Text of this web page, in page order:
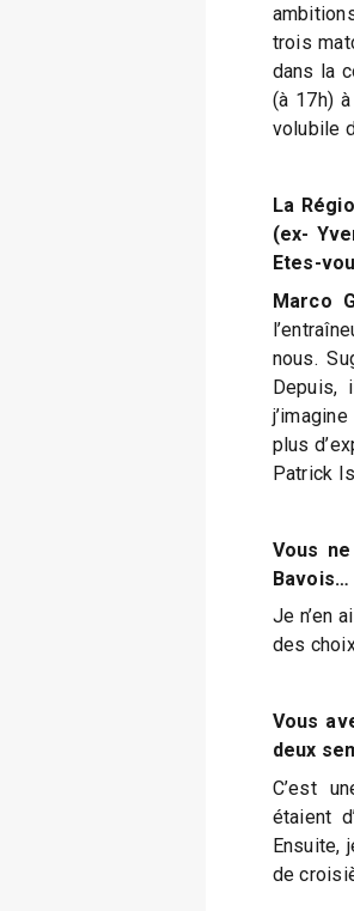
trois
dans la
(à 17h)
volubile
La
(ex-
Etes-
Marco
nous.
Depuis,
plus
Patrick
Vous
Bavois…
Je n’en
des
Vous
deux
C’est
étaient
Ensuite,
de